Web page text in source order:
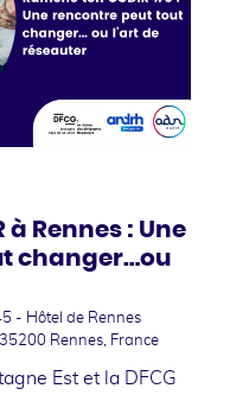
à Rennes : Une
changer…ou
- Hôtel de Rennes
Rennes, France
Est et la DFCG